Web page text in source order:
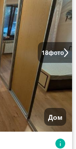
18фото
Дом